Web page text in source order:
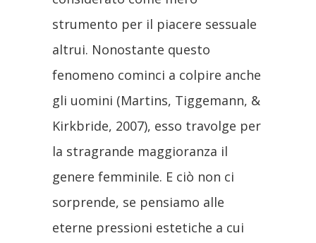
strumento per il piacere sessuale
altrui. Nonostante questo
fenomeno cominci a colpire anche
gli uomini (Martins, Tiggemann, &
Kirkbride, 2007), esso travolge per
la stragrande maggioranza il
genere femminile. E ciò non ci
sorprende, se pensiamo alle
eterne pressioni estetiche a cui